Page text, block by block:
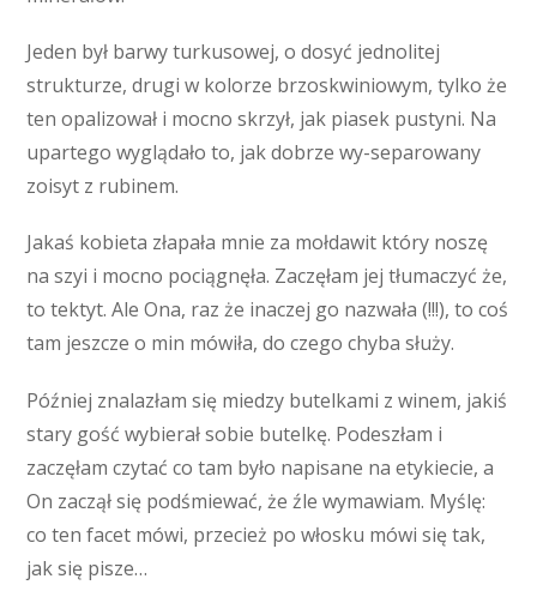
Jeden był barwy turkusowej, o dosyć jednolitej
strukturze, drugi w kolorze brzoskwiniowym, tylko że
ten opalizował i mocno skrzył, jak piasek pustyni. Na
upartego wyglądało to, jak dobrze wy-separowany
zoisyt z rubinem.
Jakaś kobieta złapała mnie za mołdawit który noszę
na szyi i mocno pociągnęła. Zaczęłam jej tłumaczyć że,
to tektyt. Ale Ona, raz że inaczej go nazwała (!!!), to coś
tam jeszcze o min mówiła, do czego chyba służy.
Później znalazłam się miedzy butelkami z winem, jakiś
stary gość wybierał sobie butelkę. Podeszłam i
zaczęłam czytać co tam było napisane na etykiecie, a
On zaczął się podśmiewać, że źle wymawiam. Myślę:
co ten facet mówi, przecież po włosku mówi się tak,
jak się pisze…